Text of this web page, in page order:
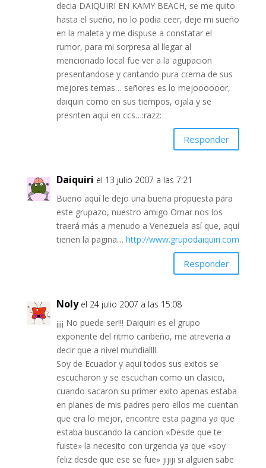
decia DAIQUIRI EN KAMY BEACH, se me quito
hasta el sueño, no lo podia ceer, deje mi sueño
en la maleta y me dispuse a constatar el
rumor, para mi sorpresa al llegar al
mencionado local fue ver a la agupacion
presentandose y cantando pura crema de sus
mejores temas… señores es lo mejoooooor,
daiquiri como en sus tiempos, ojala y se
presnten aqui en ccs…:razz:
Responder
Daiquiri el 13 julio 2007 a las 7:21
Bueno aquí le dejo una buena propuesta para
este grupazo, nuestro amigo Omar nos los
traerá más a menudo a Venezuela así que, aquí
tienen la pagina… http://www.grupodaiquiri.com
Responder
Noly el 24 julio 2007 a las 15:08
¡¡¡¡ No puede ser!!! Daiquiri es el grupo
exponente del ritmo caribeño, me atreveria a
decir que a nivel mundiallll.
Soy de Ecuador y aqui todos sus exitos se
escucharon y se escuchan como un clasico,
cuando sacaron su primer exito apenas estaba
en planes de mis padres pero ellos me cuentan
que era lo mejor, encontre esta pagina ya que
estaba buscando la cancion «Desde que te
fuiste» la necesito con urgencia ya que «soy
feliz desde que ese se fue» jijiji si alguien sabe